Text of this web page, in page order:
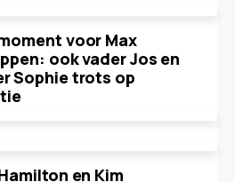
voor Max
ook vader Jos en
Sophie trots op
en Kim